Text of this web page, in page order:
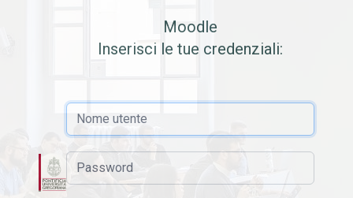
Moodle
Inserisci le tue credenziali:
Nome utente
Password